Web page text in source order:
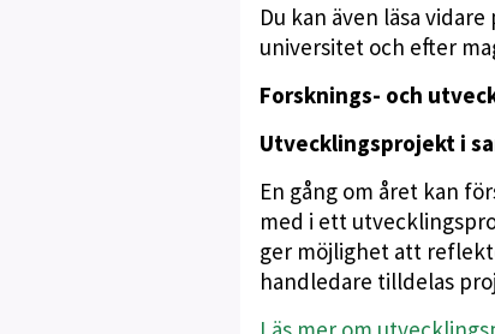
Du kan även läsa
universitet och efter
Forsknings- och
Utvecklingsprojekt i
En gång om året kan
med i ett
ger möjlighet att
handledare tilldelas